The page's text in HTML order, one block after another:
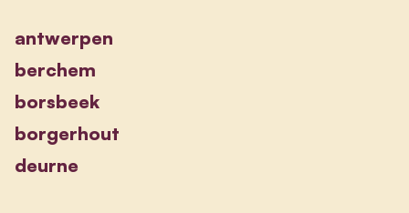
antwerpen
berchem
borsbeek
borgerhout
deurne